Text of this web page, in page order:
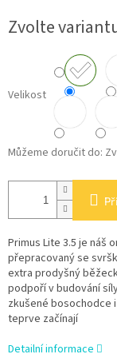
cena:
Zvolte
Velikost
Můžeme doručit do:
Primus Lite 3.5 je náš
přepracovaný se
extra prodyšný
podpoří v budování
zkušené bosochodce
teprve začínají
Detailní informace